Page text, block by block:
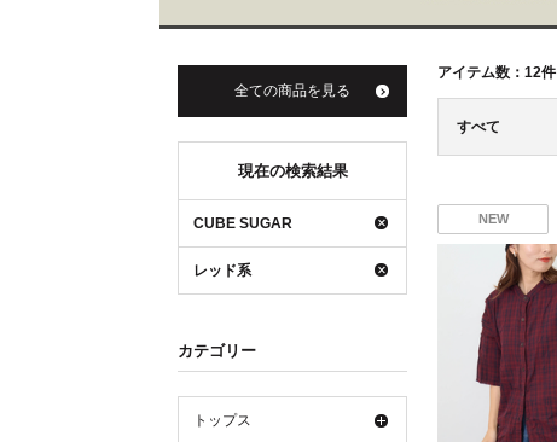
アイテム数： 12件
すべて
NEW
全ての商品を見る
現在の検索結果
CUBE SUGAR
レッド系
カテゴリー
トップス